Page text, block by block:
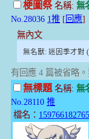
梗圖祭名稱: 無
No.28036 1推 [回應]
無內文
無名獸: 迷因季才對
有回應 4 篇被省略
無標題名稱: 無
No.28110 推
檔名：